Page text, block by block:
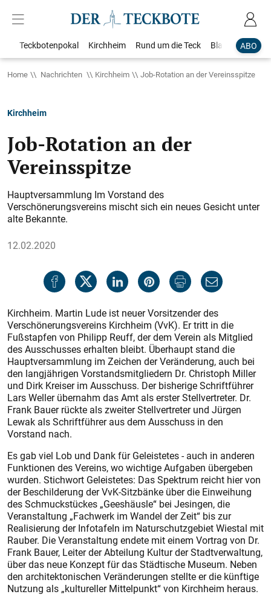
ABO
Teckbotenpokal Kirchheim Rund um die Teck Blaulicht
Home Nachrichten Kirchheim Job-Rotation an der Vereinsspitze
Kirchheim
Job-Rotation an der
Vereinsspitze
Hauptversammlung Im Vorstand des
Verschönerungsvereins mischt sich ein neues Gesicht unter
alte Bekannte.
12.02.2020
Kirchheim. Martin Lude ist neuer Vorsitzender des
Verschönerungsvereins Kirchheim (VvK). Er tritt in die
Fußstapfen von Philipp Reuff, der dem Verein als Mitglied
des Ausschusses erhalten bleibt. Überhaupt stand die
Hauptversammlung im Zeichen der Veränderung, auch bei
den langjährigen Vorstandsmitgliedern Dr. Christoph Miller
und Dirk Kreiser im Ausschuss. Der bisherige Schriftführer
Lars Weller übernahm das Amt als erster Stellvertreter. Dr.
Frank Bauer rückte als zweiter Stellvertreter und Jürgen
Lewak als Schriftführer aus dem Ausschuss in den
Vorstand nach.
Es gab viel Lob und Dank für Geleistetes - auch in anderen
Funktionen des Vereins, wo wichtige Aufgaben übergeben
wurden. Stichwort Geleistetes: Das Spektrum reicht hier von
der Beschilderung der VvK-Sitzbänke über die Einweihung
des Schmuckstückes „Geeshäusle“ bei Jesingen, die
Veranstaltung „Fachwerk im Wandel der Zeit“ bis zur
Realisierung der Infotafeln im Naturschutzgebiet Wiestal mit
Rauber. Die Veranstaltung endete mit einem Vortrag von Dr.
Frank Bauer, Leiter der Abteilung Kultur der Stadtverwaltung,
über das neue Konzept für das Städtische Museum. Neben
den architektonischen Veränderungen stellte er die künftige
Nutzung als „kultureller Mittelpunkt“ von Kirchheim heraus.